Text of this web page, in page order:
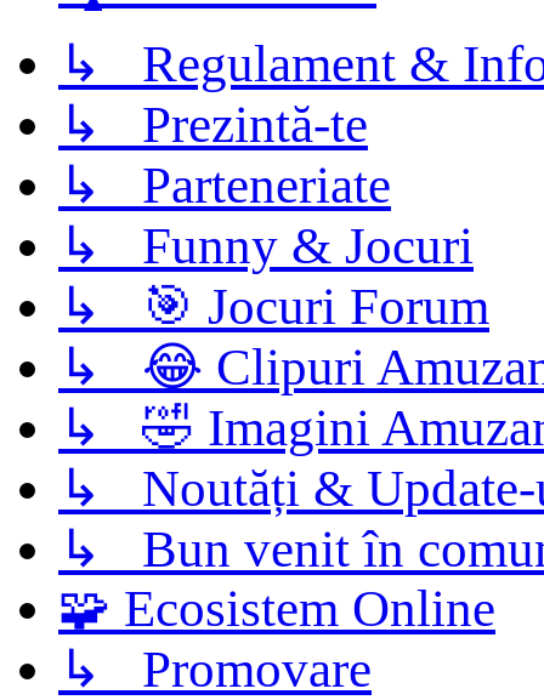
↳ Regulament &
↳ Prezintă-te
↳ Parteneriate
↳ Funny & Jocuri
↳ 🎯 Jocuri Forum
↳ 😂 Clipuri
↳ 🤣 Imagini
↳ Noutăți &
↳ Bun venit în
🧩 Ecosistem Online
↳ Promovare